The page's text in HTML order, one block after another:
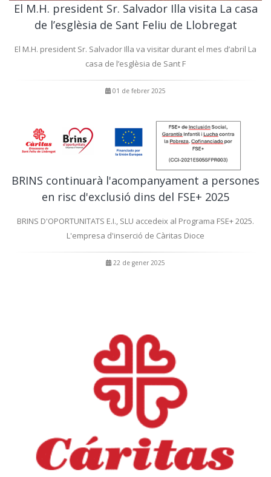
El M.H. president Sr. Salvador Illa visita La casa
de l’esglèsia de Sant Feliu de Llobregat
El M.H. president Sr. Salvador Illa va visitar durant el mes d’abril La
casa de l’esglèsia de Sant F
01 de febrer 2025
BRINS continuarà l'acompanyament a persones
en risc d'exclusió dins del FSE+ 2025
BRINS D'OPORTUNITATS E.I., SLU accedeix al Programa FSE+ 2025.
L'empresa d'inserció de Càritas Dioce
22 de gener 2025